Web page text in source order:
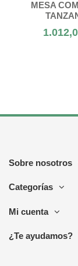
MESA
Sobre nosotros
Categorías
Mi cuenta
¿Te ayudamos?